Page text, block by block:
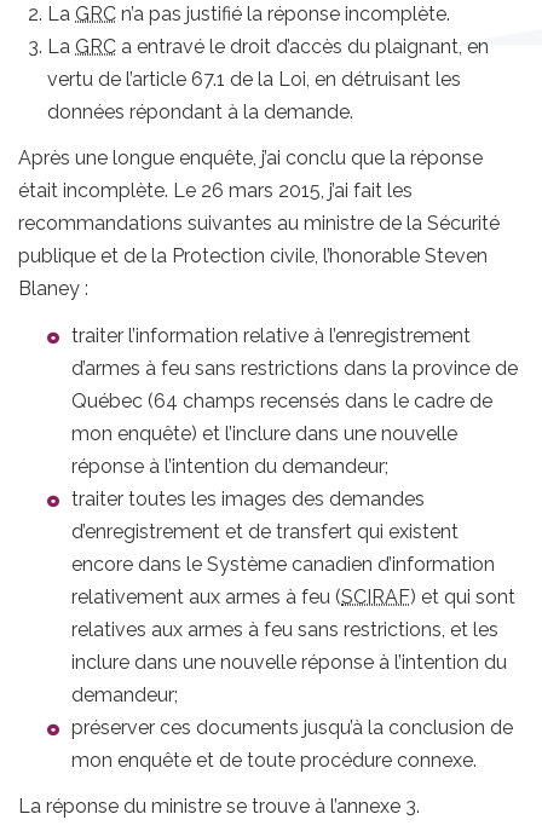
La GRC n’a pas justifié la réponse incomplète.
La GRC a entravé le droit d’accès du plaignant, en
vertu de l’article 67.1 de la Loi, en détruisant les
données répondant à la demande.
Après une longue enquête, j’ai conclu que la réponse
était incomplète. Le 26 mars 2015, j’ai fait les
recommandations suivantes au ministre de la Sécurité
publique et de la Protection civile, l’honorable Steven
Blaney :
traiter l’information relative à l’enregistrement
d’armes à feu sans restrictions dans la province de
Québec (64 champs recensés dans le cadre de
mon enquête) et l’inclure dans une nouvelle
réponse à l’intention du demandeur;
traiter toutes les images des demandes
d’enregistrement et de transfert qui existent
encore dans le Système canadien d’information
relativement aux armes à feu (SCIRAF) et qui sont
relatives aux armes à feu sans restrictions, et les
inclure dans une nouvelle réponse à l’intention du
demandeur;
préserver ces documents jusqu’à la conclusion de
mon enquête et de toute procédure connexe.
La réponse du ministre se trouve à l’annexe 3.